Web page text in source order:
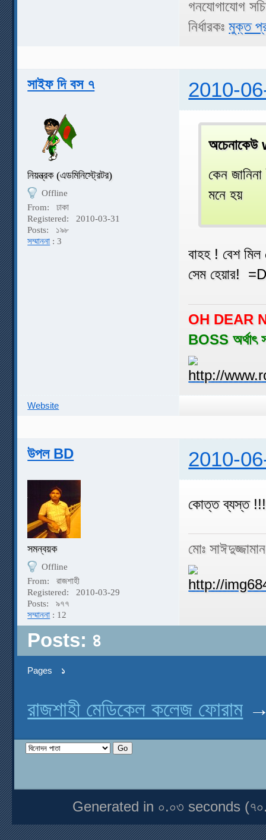
গনযোগাযোগ
নির্ধারকঃমুক্ত
সাইফ দি বস ৭ 2010-
নিয়ন্ত্রক (এডমিনিস্ট্রেটর)
Offline
From:
ঢাকা
Registered:
2010-03-31
Posts:
১৯৮
সম্মাননা : 3
কেন
মনে হয়
বাহহ ! বেশ
সেম হেয়ার!
OH DEAR
BOSS অর্থাৎ
Website
উপল BD 2010-
সমন্বয়ক
Offline
From:
রাজশাহী
Registered:
2010-03-29
Posts:
৯৭৭
সম্মাননা : 12
কোত্ত ব্যস্ত
মোঃ
Posts: ৪
Pages ১
রাজশাহী মেডিকেল কলেজ ফোরাম
Generated in ০.০৩ seconds